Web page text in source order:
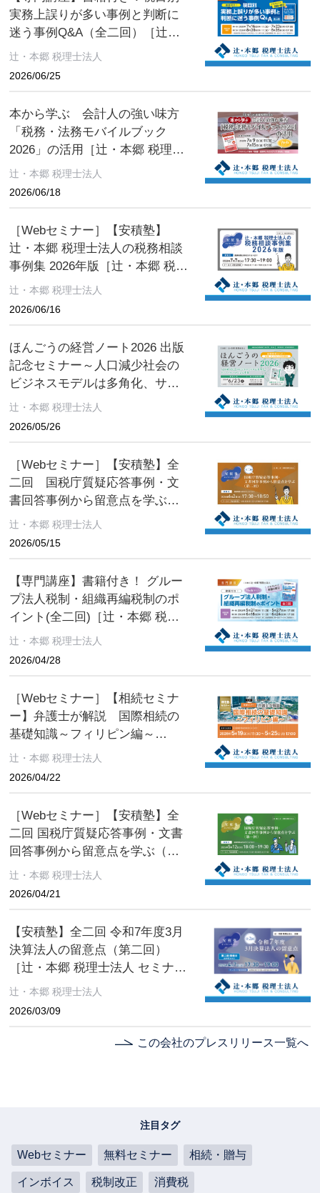
実務上誤りが多い事例と判断に
迷う事例Q&A（全二回）［辻・
本郷 税理士法人 セミナー情報］
辻・本郷 税理士法人
2026/06/25
本から学ぶ 会計人の強い味方
「税務・法務モバイルブック
2026」の活用［辻・本郷 税理士
法人 セミナー情報］
辻・本郷 税理士法人
2026/06/18
［Webセミナー］【安積塾】
辻・本郷 税理士法人の税務相談
事例集 2026年版［辻・本郷 税理
士法人 セミナー情報］
辻・本郷 税理士法人
2026/06/16
ほんごうの経営ノート2026 出版
記念セミナー～人口減少社会の
ビジネスモデルは多角化、サバ
イバルへの小さな提案～［辻・
辻・本郷 税理士法人
2026/05/26
［Webセミナー］【安積塾】全
二回 国税庁質疑応答事例・文
書回答事例から留意点を学ぶ
（第二回）［辻・本郷 税理士法
辻・本郷 税理士法人
2026/05/15
【専門講座】書籍付き！ グルー
プ法人税制・組織再編税制のポ
イント(全二回)［辻・本郷 税理
士法人 セミナー情報］
辻・本郷 税理士法人
2026/04/28
［Webセミナー］【相続セミナ
ー】弁護士が解説 国際相続の
基礎知識～フィリピン編～
［辻・本郷 税理士法人 セミナー
辻・本郷 税理士法人
2026/04/22
［Webセミナー］【安積塾】全
二回 国税庁質疑応答事例・文書
回答事例から留意点を学ぶ（第
一回）［辻・本郷 税理士法人 セ
辻・本郷 税理士法人
2026/04/21
【安積塾】全二回 令和7年度3月
決算法人の留意点（第二回）
［辻・本郷 税理士法人 セミナー
情報］
辻・本郷 税理士法人
2026/03/09
この会社のプレスリリース一覧へ
注目タグ
Webセミナー 無料セミナー 相続・贈与
インボイス 税制改正 消費税